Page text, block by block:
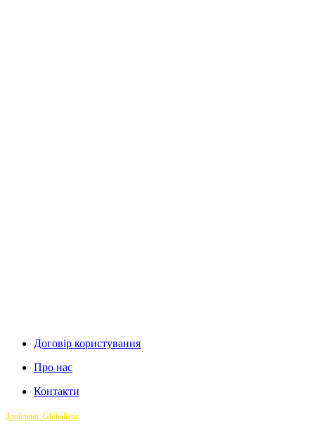
Договір користування
Про нас
Контакти
Зроблено: Globalistic